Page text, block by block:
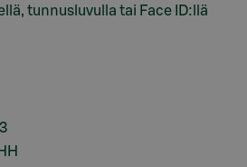
tunnusluvulla tai Face ID:llä